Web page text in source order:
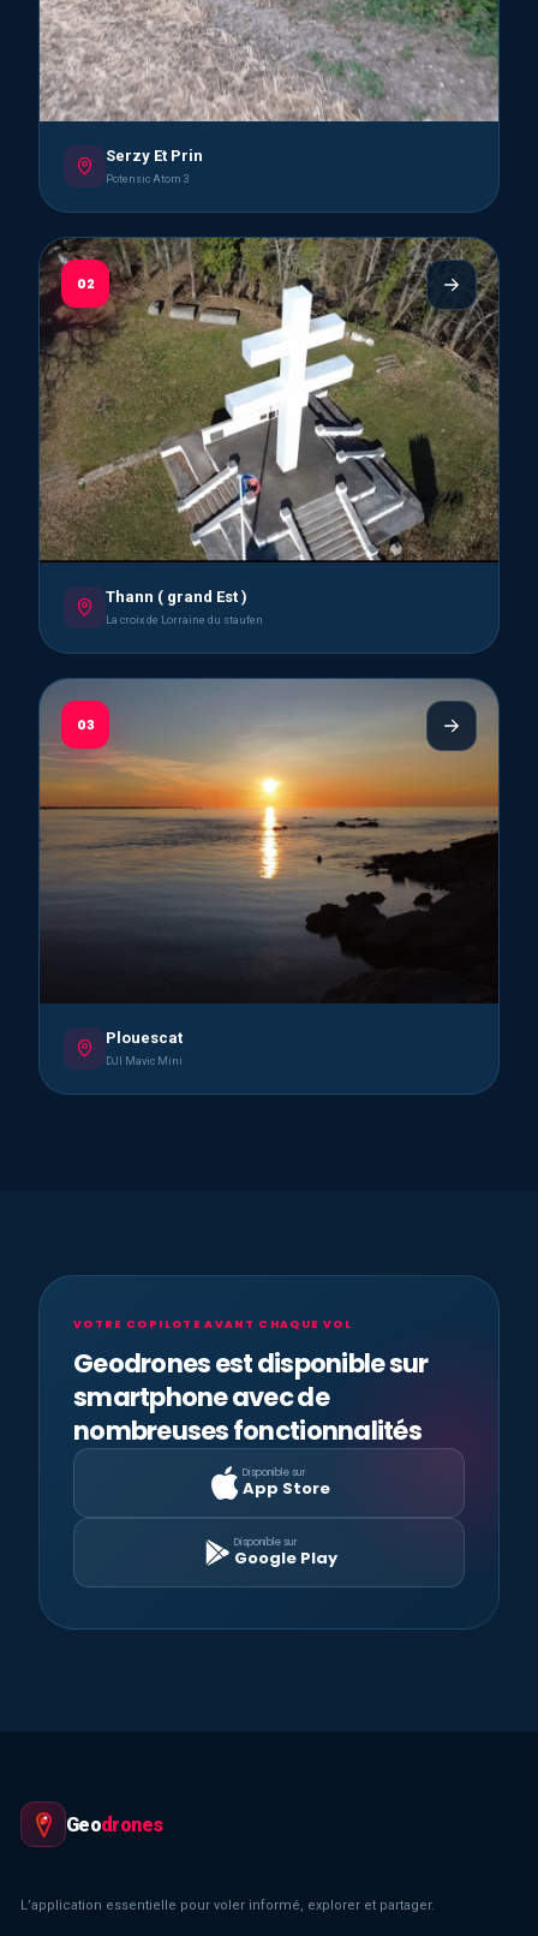
Serzy Et Prin
Potensic Atom 3
02
Thann ( grand Est )
La croix de Lorraine du staufen
03
Plouescat
DJI Mavic Mini
VOTRE COPILOTE AVANT CHAQUE VOL
Geodrones est disponible sur
smartphone avec de
nombreuses fonctionnalités
Disponible sur
App Store
Disponible sur
Google Play
Geodrones
L’application essentielle pour voler informé, explorer et partager.